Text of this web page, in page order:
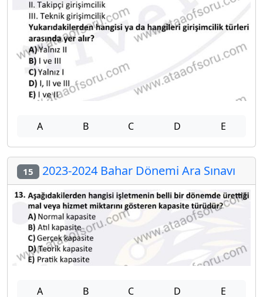
A B C D E
15 2023-2024 Bahar Dönemi Ara Sınavı
A B C D E